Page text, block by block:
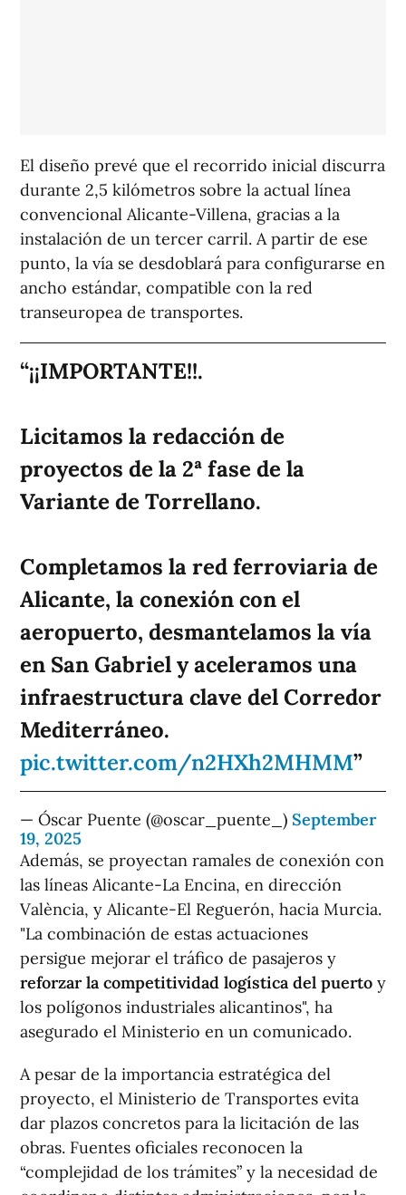
El diseño prevé que el recorrido inicial discurra
durante 2,5 kilómetros sobre la actual línea
convencional Alicante-Villena, gracias a la
instalación de un tercer carril. A partir de ese
punto, la vía se desdoblará para configurarse en
ancho estándar, compatible con la red
transeuropea de transportes.
¡¡IMPORTANTE!!.
Licitamos la redacción de
proyectos de la 2ª fase de la
Variante de Torrellano.
Completamos la red ferroviaria de
Alicante, la conexión con el
aeropuerto, desmantelamos la vía
en San Gabriel y aceleramos una
infraestructura clave del Corredor
Mediterráneo.
pic.twitter.com/n2HXh2MHMM
— Óscar Puente (@oscar_puente_) September
19, 2025
Además, se proyectan ramales de conexión con
las líneas Alicante-La Encina, en dirección
València, y Alicante-El Reguerón, hacia Murcia.
"La combinación de estas actuaciones
persigue mejorar el tráfico de pasajeros y
reforzar la competitividad logística del puerto y
los polígonos industriales alicantinos", ha
asegurado el Ministerio en un comunicado.
A pesar de la importancia estratégica del
proyecto, el Ministerio de Transportes evita
dar plazos concretos para la licitación de las
obras. Fuentes oficiales reconocen la
“complejidad de los trámites” y la necesidad de